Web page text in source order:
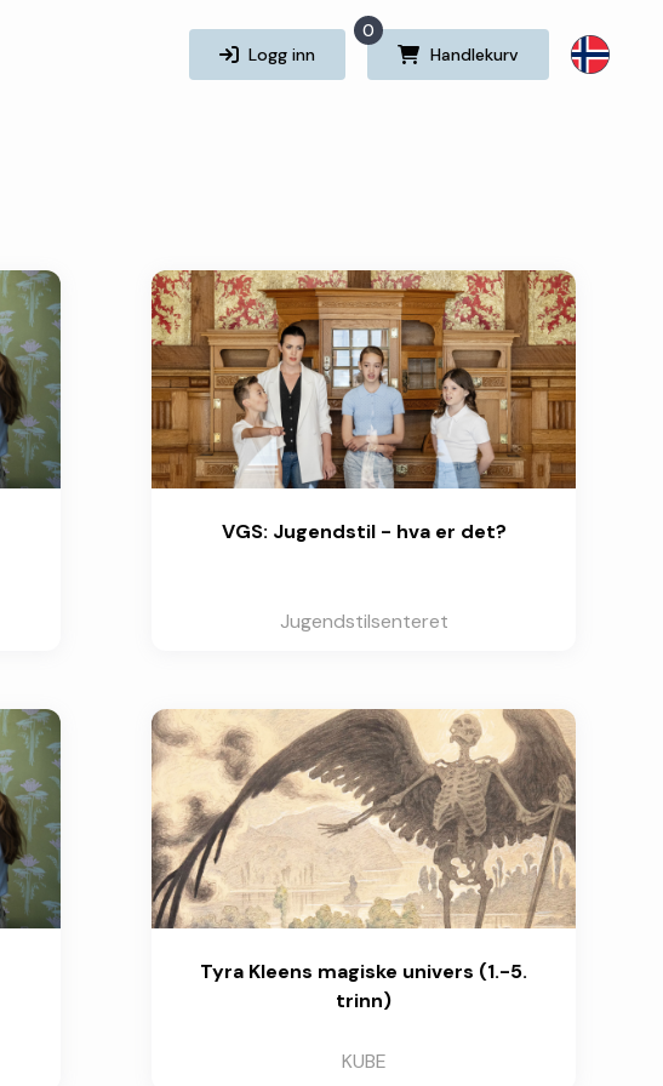
Logg inn Handlekurv
0
VGS: Jugendstil - hva er det?
Jugendstilsenteret
Tyra Kleens magiske univers (1.-5.
trinn)
KUBE